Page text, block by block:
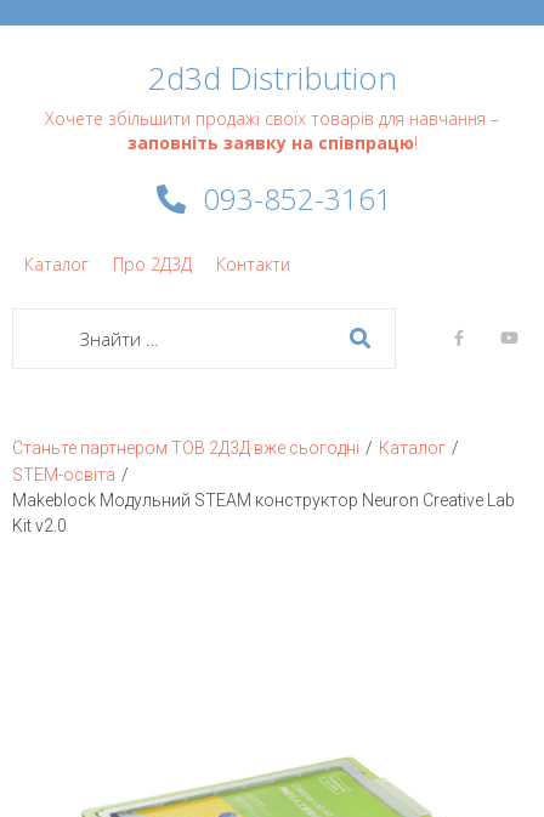
2d3d Distribution
Хочете збільшити продажі своїх товарів для навчання –
заповніть заявку на співпрацю!
093-852-3161
Каталог Про 2Д3Д Контакти
Станьте партнером ТОВ 2Д3Д вже сьогодні / Каталог /
STEM-освіта /
Makeblock Модульний STEAM конструктор Neuron Creative Lab
Kit v2.0